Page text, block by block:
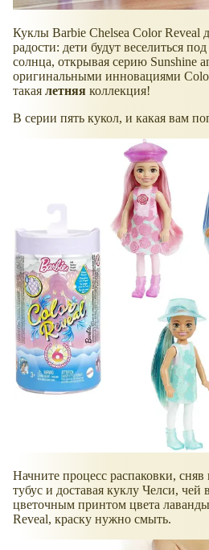
Куклы Barbie Chelsea Color Reveal
радости: дети будут веселиться
солнца, открывая серию Sunshine
оригинальными инновациями
такая летняя коллекция!
В серии пять кукол, и какая вам
Начните процесс распаковки,
тубус и доставая куклу Челси,
цветочным принтом цвета
Reveal, краску нужно смыть.